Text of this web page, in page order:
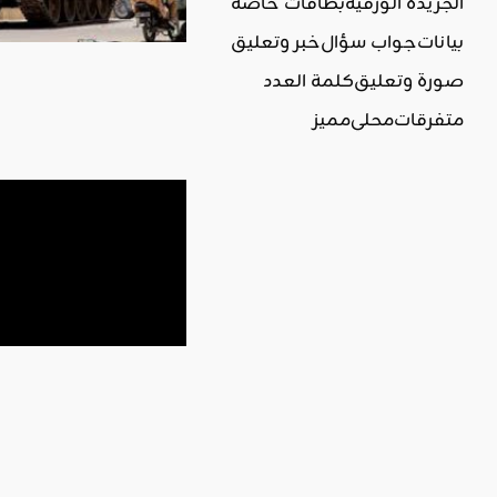
بياناتجواب سؤالخبر وتعليق
صورة وتعليقكلمة العدد
متفرقاتمحليمميز